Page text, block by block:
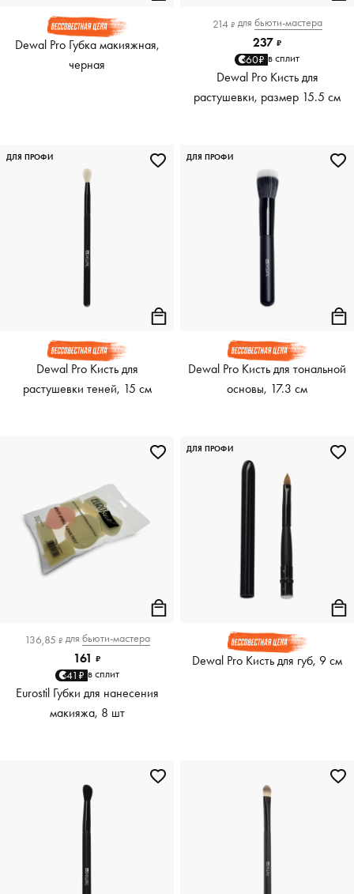
Dewal Pro Губка макияжная,
черная
214 ₽ для бьюти-мастера
237 ₽
60₽ в сплит
Dewal Pro Кисть для
растушевки, размер 15.5 см
Dewal Pro Кисть для
растушевки теней, 15 см
ДЛЯ ПРОФИ
Dewal Pro Кисть для тональной
основы, 17.3 см
ДЛЯ ПРОФИ
136,85 ₽ для бьюти-мастера
161 ₽
41₽ в сплит
Eurostil Губки для нанесения
макияжа, 8 шт
Dewal Pro Кисть для губ, 9 см
ДЛЯ ПРОФИ